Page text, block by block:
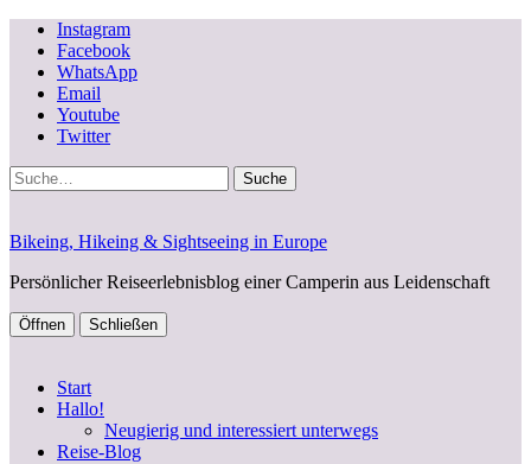
Instagram
Facebook
WhatsApp
Email
Youtube
Twitter
Suche
Bikeing, Hikeing & Sightseeing in Europe
Persönlicher Reiseerlebnisblog einer Camperin aus Leidenschaft
Öffnen Schließen
Start
Hallo!
Neugierig und interessiert unterwegs
Reise-Blog